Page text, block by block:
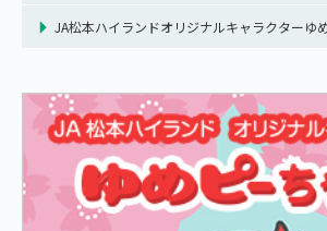
JA松本ハイランドオリジナルキャラクターゆ